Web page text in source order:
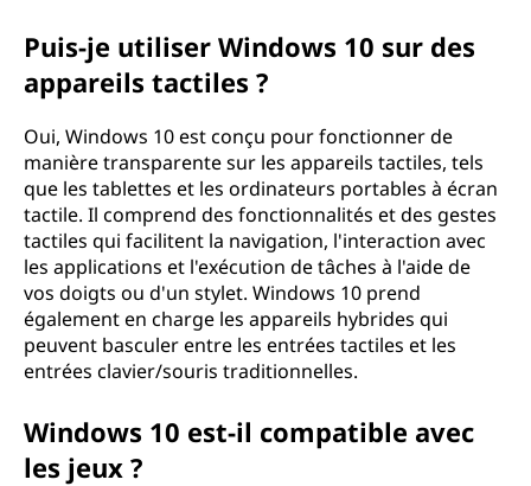
Puis-je utiliser Windows 10 sur des
appareils tactiles ?
Oui, Windows 10 est conçu pour fonctionner de
manière transparente sur les appareils tactiles, tels
que les tablettes et les ordinateurs portables à écran
tactile. Il comprend des fonctionnalités et des gestes
tactiles qui facilitent la navigation, l'interaction avec
les applications et l'exécution de tâches à l'aide de
vos doigts ou d'un stylet. Windows 10 prend
également en charge les appareils hybrides qui
peuvent basculer entre les entrées tactiles et les
entrées clavier/souris traditionnelles.
Windows 10 est-il compatible avec
les jeux ?